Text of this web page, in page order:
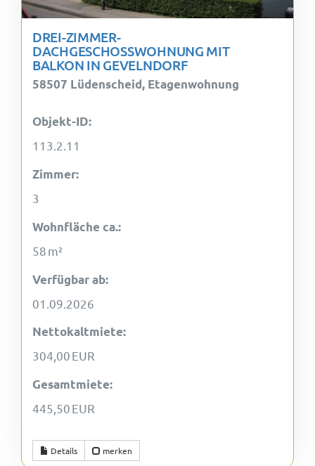
DREI-ZIMMER-
DACHGESCHOSSWOHNUNG MIT
BALKON IN GEVELNDORF
58507 Lüdenscheid, Etagenwohnung
Objekt-ID:
113.2.11
Zimmer:
3
Wohnfläche ca.:
58 m²
Verfügbar ab:
01.09.2026
Nettokaltmiete:
304,00 EUR
Gesamtmiete:
445,50 EUR
Details merken